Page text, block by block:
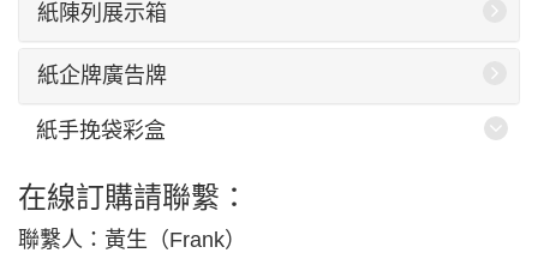
紙陳列展示箱
紙企牌廣告牌
紙手挽袋彩盒
在線訂購請聯繫：
聯繫人：黃生（Frank）